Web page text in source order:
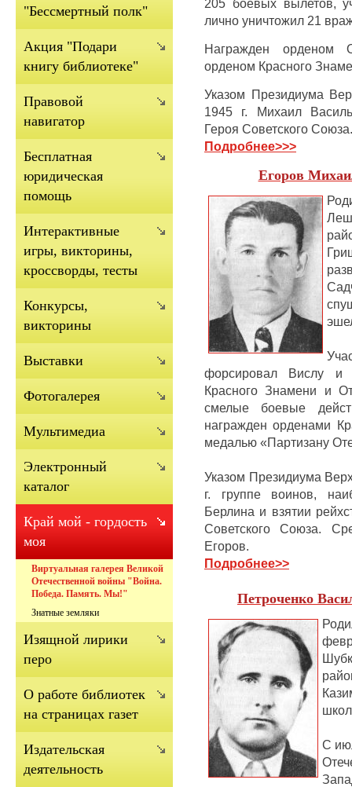
лично уничтожил 21
Награжден орденом
орденом Красного
Указом Президиума
1945 г. Михаил
Героя Советского Союза.
Подробнее>>>
Егоров
форсировал Вислу и
Красного Знамени и
смелые боевые
награжден орденами
медалью «Партизану
Указом Президиума
г. группе воинов,
Берлина и взятии
Советского Союза.
Егоров.
Подробнее>>
Петроченко
С
"Бессмертный полк"
Акция "Подари
книгу библиотеке"
Правовой
навигатор
Бесплатная
юридическая
помощь
Интерактивные
игры, викторины,
кроссворды, тесты
Конкурсы,
викторины
Выставки
Фотогалерея
Мультимедиа
Электронный
каталог
Край мой - гордость
моя
Виртуальная галерея Великой
Отечественной войны "Война.
Победа. Память. Мы!"
Знатные земляки
Изящной лирики
перо
О работе библиотек
на страницах газет
Издательская
деятельность